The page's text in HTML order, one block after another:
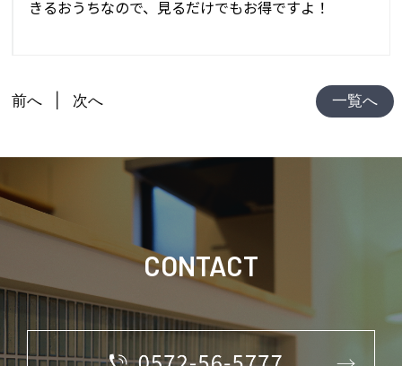
きるおうちなので、見るだけでもお得ですよ！
一覧へ
前へ 次へ
CONTACT